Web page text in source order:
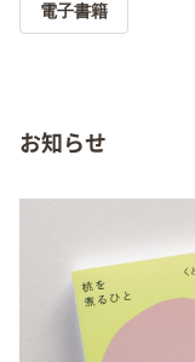
電子書籍
お知らせ